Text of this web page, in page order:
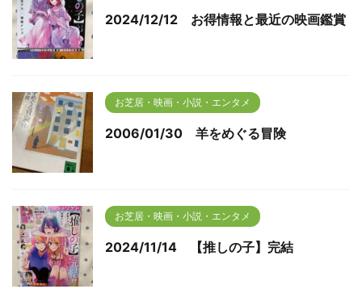
2024/12/12 お得情報と最近の映画鑑賞
お芝居・映画・小説・エンタメ
2006/01/30 羊をめぐる冒険
お芝居・映画・小説・エンタメ
2024/11/14 【推しの子】完結